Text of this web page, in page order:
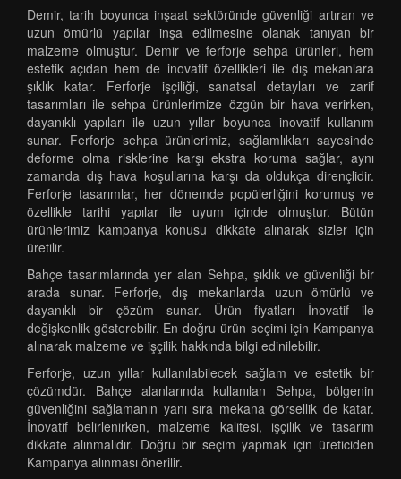
Demir, tarih boyunca inşaat sektöründe güvenliği artıran ve
uzun ömürlü yapılar inşa edilmesine olanak tanıyan bir
malzeme olmuştur. Demir ve ferforje sehpa ürünleri, hem
estetik açıdan hem de inovatif özellikleri ile dış mekanlara
şıklık katar. Ferforje işçiliği, sanatsal detayları ve zarif
tasarımları ile sehpa ürünlerimize özgün bir hava verirken,
dayanıklı yapıları ile uzun yıllar boyunca inovatif kullanım
sunar. Ferforje sehpa ürünlerimiz, sağlamlıkları sayesinde
deforme olma risklerine karşı ekstra koruma sağlar, aynı
zamanda dış hava koşullarına karşı da oldukça dirençlidir.
Ferforje tasarımlar, her dönemde popülerliğini korumuş ve
özellikle tarihi yapılar ile uyum içinde olmuştur. Bütün
ürünlerimiz kampanya konusu dikkate alınarak sizler için
üretilir.
Bahçe tasarımlarında yer alan Sehpa, şıklık ve güvenliği bir
arada sunar. Ferforje, dış mekanlarda uzun ömürlü ve
dayanıklı bir çözüm sunar. Ürün fiyatları İnovatif ile
değişkenlik gösterebilir. En doğru ürün seçimi için Kampanya
alınarak malzeme ve işçilik hakkında bilgi edinilebilir.
Ferforje, uzun yıllar kullanılabilecek sağlam ve estetik bir
çözümdür. Bahçe alanlarında kullanılan Sehpa, bölgenin
güvenliğini sağlamanın yanı sıra mekana görsellik de katar.
İnovatif belirlenirken, malzeme kalitesi, işçilik ve tasarım
dikkate alınmalıdır. Doğru bir seçim yapmak için üreticiden
Kampanya alınması önerilir.